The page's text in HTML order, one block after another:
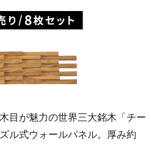
目が魅力の世界三大銘木「チー
ル式ウォールパネル。厚み約